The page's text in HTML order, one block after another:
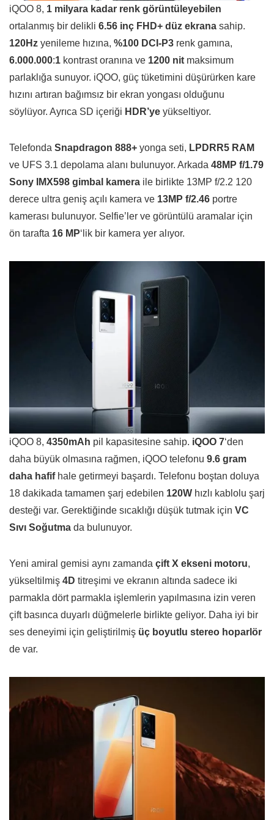
iQOO 8, 1 milyara kadar renk görüntüleyebilen
ortalanmış bir delikli 6.56 inç FHD+ düz ekrana sahip.
120Hz yenileme hızına, %100 DCI-P3 renk gamına,
6.000.000:1 kontrast oranına ve 1200 nit maksimum
parlaklığa sunuyor. iQOO, güç tüketimini düşürürken kare
hızını artıran bağımsız bir ekran yongası olduğunu
söylüyor. Ayrıca SD içeriği HDR’ye yükseltiyor.
Telefonda Snapdragon 888+ yonga seti, LPDRR5 RAM
ve UFS 3.1 depolama alanı bulunuyor. Arkada 48MP f/1.79
Sony IMX598 gimbal kamera ile birlikte 13MP f/2.2 120
derece ultra geniş açılı kamera ve 13MP f/2.46 portre
kamerası bulunuyor. Selfie’ler ve görüntülü aramalar için
ön tarafta 16 MP‘lik bir kamera yer alıyor.
iQOO 8, 4350mAh pil kapasitesine sahip. iQOO 7‘den
daha büyük olmasına rağmen, iQOO telefonu 9.6 gram
daha hafifhale getirmeyi başardı. Telefonu boştan doluya
18 dakikada tamamen şarj edebilen 120W hızlı kablolu şarj
desteği var. Gerektiğinde sıcaklığı düşük tutmak için VC
Sıvı Soğutma da bulunuyor.
Yeni amiral gemisi aynı zamanda çift X ekseni motoru,
yükseltilmiş 4D titreşimi ve ekranın altında sadece iki
parmakla dört parmakla işlemlerin yapılmasına izin veren
çift basınca duyarlı düğmelerle birlikte geliyor. Daha iyi bir
ses deneyimi için geliştirilmiş üç boyutlu stereo hoparlör
de var.